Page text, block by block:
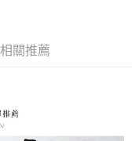
相關推薦